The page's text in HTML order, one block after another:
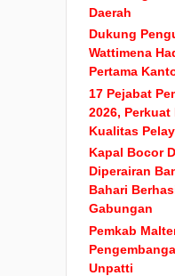
Daerah
Dukung
Wattimena
Pertama
17 Pejabat
2026,
Kualitas
Kapal Bocor
Diperairan
Bahari
Gabungan
Pemkab
Unpatti